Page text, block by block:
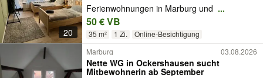
20
Ferienwohnungen in Marburg und ...
50 € VB
35 m² 1 Zi. Online-Besichtigung
Marburg 03.08.2026
Nette WG in Ockershausen sucht
Mitbewohnerin ab September